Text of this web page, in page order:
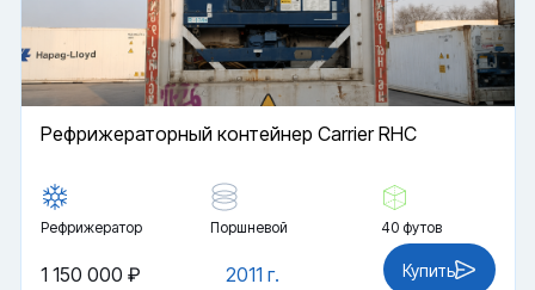
Рефрижераторный контейнер Carrier RHC
Рефрижератор Поршневой 40 футов
2011 г.
1 150 000 ₽ Купить